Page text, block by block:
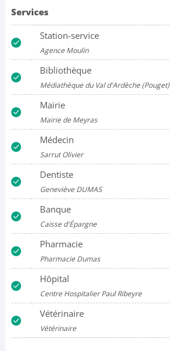
Services
Station-service
Agence Moulin
Bibliothèque
Médiathèque du Val d'Ardèche (Pouget)
Mairie
Mairie de Meyras
Médecin
Sarrut Olivier
Dentiste
Geneviève DUMAS
Banque
Caisse d'Épargne
Pharmacie
Pharmacie Dumas
Hôpital
Centre Hospitalier Paul Ribeyre
Vétérinaire
Vétérinaire